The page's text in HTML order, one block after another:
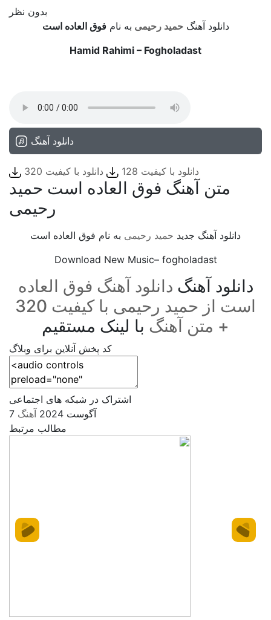
بدون نظر
دانلود آهنگحمید رحیمی به نامفوق العاده است
Hamid Rahimi – Fogholadast
دانلود آهنگ
دانلود با کیفیت 128 دانلود با کیفیت 320
متن آهنگ فوق العاده است حمید
رحیمی
دانلود آهنگ جدید حمید رحیمی به نام فوق العاده است
Download New Music– fogholadast
دانلود آهنگ دانلود آهنگ فوق العاده
است از حمید رحیمی با کیفیت 320
+ متن آهنگ با لینک مستقیم
کد پخش آنلاین برای وبلاگ
اشتراک در شبکه های اجتماعی
7 آگوست 2024
آهنگ
مطالب مرتبط